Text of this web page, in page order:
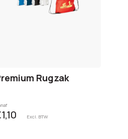
Rugzak
Excl. BTW